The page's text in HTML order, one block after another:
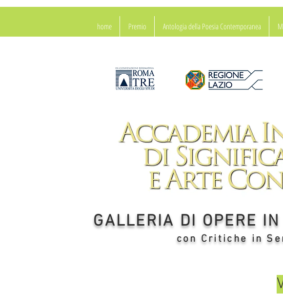
GALLERIA DI OPERE
con Critiche in
home Premio Antologia della Poesia Contemporanea